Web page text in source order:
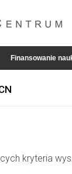
Finansowanie
kryteria